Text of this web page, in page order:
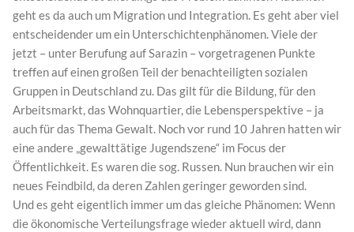
geht es da auch um Migration und Integration. Es geht aber viel
entscheidender um ein Unterschichtenphänomen. Viele der
jetzt – unter Berufung auf Sarazin – vorgetragenen Punkte
treffen auf einen großen Teil der benachteiligten sozialen
Gruppen in Deutschland zu. Das gilt für die Bildung, für den
Arbeitsmarkt, das Wohnquartier, die Lebensperspektive – ja
auch für das Thema Gewalt. Noch vor rund 10 Jahren hatten wir
eine andere „gewalttätige Jugendszene“ im Focus der
Öffentlichkeit. Es waren die sog. Russen. Nun brauchen wir ein
neues Feindbild, da deren Zahlen geringer geworden sind.
Und es geht eigentlich immer um das gleiche Phänomen: Wenn
die ökonomische Verteilungsfrage wieder aktuell wird, dann